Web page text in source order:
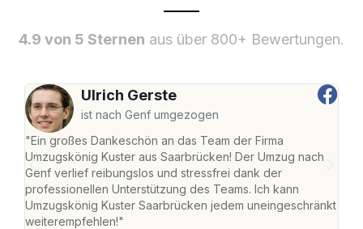
4.9 von 5 Sternen aus über 800+ Bewertungen.
Ulrich Gerste
ist nach Genf umgezogen
"Ein großes Dankeschön an das Team der Firma
Umzugskönig Kuster aus Saarbrücken! Der Umzug nach
Genf verlief reibungslos und stressfrei dank der
professionellen Unterstützung des Teams. Ich kann
Umzugskönig Kuster Saarbrücken jedem uneingeschränkt
weiterempfehlen!"